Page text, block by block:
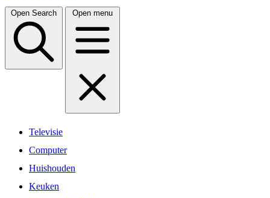
Open Search Open menu
Televisie
Computer
Huishouden
Keuken